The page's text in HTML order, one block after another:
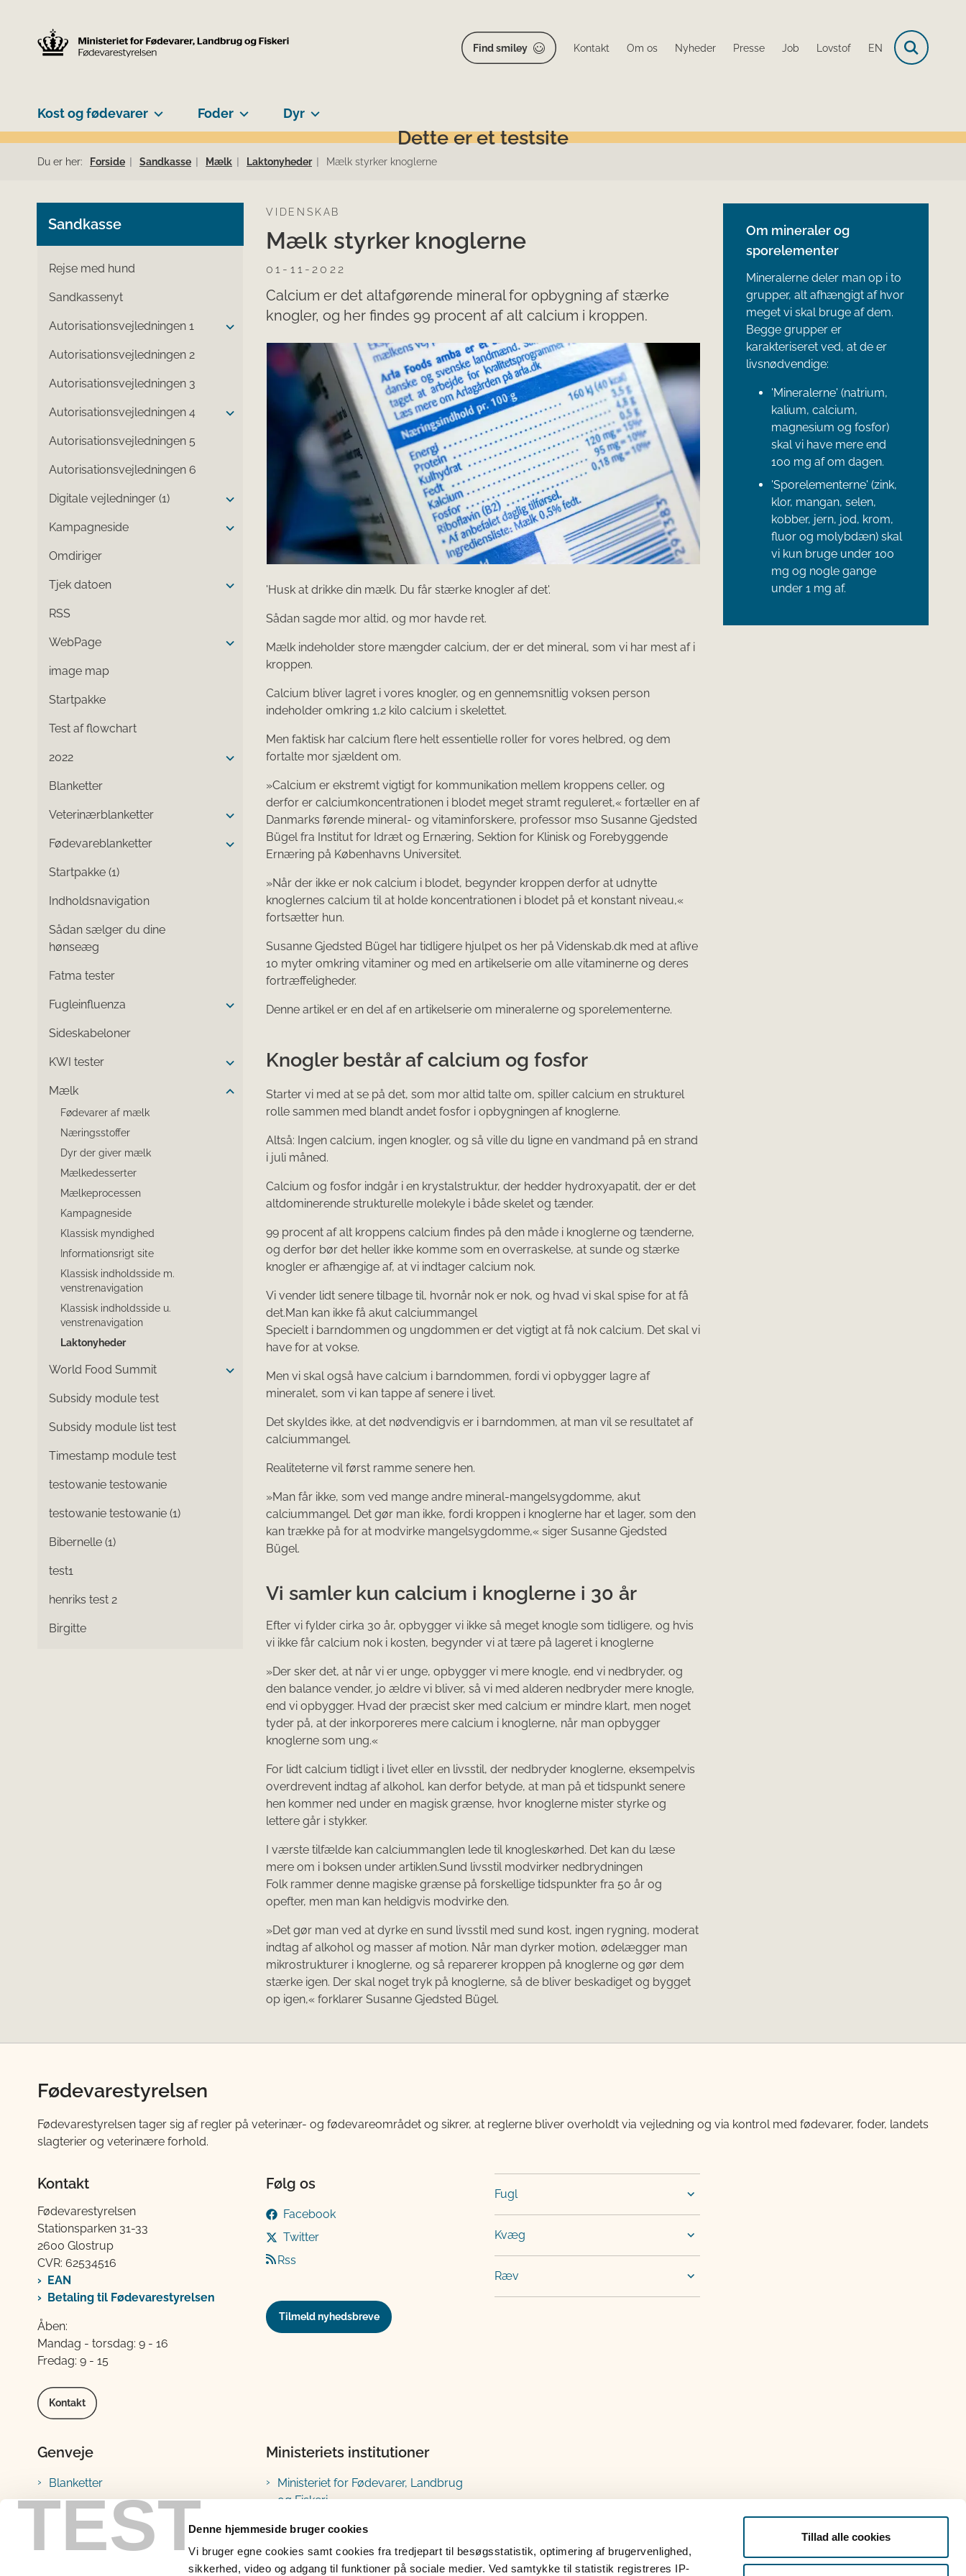
TESTDenne hjemmeside bruger cookies
Vi bruger egne cookies samt cookies fra tredjepart til besøgsstatistik, optimering af brugervenlighed,
sikkerhed, video og adgang til funktioner på sociale medier. Ved samtykke til statistik registreres IP-
Tillad alle cookies
Find smiley Kontakt Om os Nyheder Presse Job Lovstof EN
Kost og fødevarer Foder Dyr
Dette er et testsite
Du er her: Forside Sandkasse Mælk Laktonyheder Mælk styrker knoglerne
Sandkasse
Rejse med hund
Sandkassenyt
Autorisationsvejledningen 1
Autorisationsvejledningen 2
Autorisationsvejledningen 3
Autorisationsvejledningen 4
Autorisationsvejledningen 5
Autorisationsvejledningen 6
Digitale vejledninger (1)
Kampagneside
Omdiriger
Tjek datoen
RSS
WebPage
image map
Startpakke
Test af flowchart
2022
Blanketter
Veterinærblanketter
Fødevareblanketter
Startpakke (1)
Indholdsnavigation
Sådan sælger du dine
hønseæg
Fatma tester
Fugleinfluenza
Sideskabeloner
KWI tester
Mælk
Fødevarer af mælk
Næringsstoffer
Dyr der giver mælk
Mælkedesserter
Mælkeprocessen
Kampagneside
Klassisk myndighed
Informationsrigt site
Klassisk indholdsside m.
venstrenavigation
Klassisk indholdsside u.
venstrenavigation
Laktonyheder
World Food Summit
Subsidy module test
Subsidy module list test
Timestamp module test
testowanie testowanie
testowanie testowanie (1)
Bibernelle (1)
test1
henriks test 2
Birgitte
VIDENSKAB
Mælk styrker knoglerne
01-11-2022
Calcium er det altafgørende mineral for opbygning af stærke
knogler, og her findes 99 procent af alt calcium i kroppen.
'Husk at drikke din mælk. Du får stærke knogler af det'.
Sådan sagde mor altid, og mor havde ret.
Mælk indeholder store mængder calcium, der er det mineral, som vi har mest af i
kroppen.
Calcium bliver lagret i vores knogler, og en gennemsnitlig voksen person
indeholder omkring 1,2 kilo calcium i skelettet.
Men faktisk har calcium flere helt essentielle roller for vores helbred, og dem
fortalte mor sjældent om.
»Calcium er ekstremt vigtigt for kommunikation mellem kroppens celler, og
derfor er calciumkoncentrationen i blodet meget stramt reguleret,« fortæller en af
Danmarks førende mineral- og vitaminforskere, professor mso Susanne Gjedsted
Bügel fra Institut for Idræt og Ernæring, Sektion for Klinisk og Forebyggende
Ernæring på Københavns Universitet.
»Når der ikke er nok calcium i blodet, begynder kroppen derfor at udnytte
knoglernes calcium til at holde koncentrationen i blodet på et konstant niveau,«
fortsætter hun.
Susanne Gjedsted Bügel har tidligere hjulpet os her på Videnskab.dk med at aflive
10 myter omkring vitaminer og med en artikelserie om alle vitaminerne og deres
fortræffeligheder.
Denne artikel er en del af en artikelserie om mineralerne og sporelementerne.
Knogler består af calcium og fosfor
Starter vi med at se på det, som mor altid talte om, spiller calcium en strukturel
rolle sammen med blandt andet fosfor i opbygningen af knoglerne.
Altså: Ingen calcium, ingen knogler, og så ville du ligne en vandmand på en strand
i juli måned.
Calcium og fosfor indgår i en krystalstruktur, der hedder hydroxyapatit, der er det
altdominerende strukturelle molekyle i både skelet og tænder.
99 procent af alt kroppens calcium findes på den måde i knoglerne og tænderne,
og derfor bør det heller ikke komme som en overraskelse, at sunde og stærke
knogler er afhængige af, at vi indtager calcium nok.
Vi vender lidt senere tilbage til, hvornår nok er nok, og hvad vi skal spise for at få
det.Man kan ikke få akut calciummangel
Specielt i barndommen og ungdommen er det vigtigt at få nok calcium. Det skal vi
have for at vokse.
Men vi skal også have calcium i barndommen, fordi vi opbygger lagre af
mineralet, som vi kan tappe af senere i livet.
Det skyldes ikke, at det nødvendigvis er i barndommen, at man vil se resultatet af
calciummangel.
Realiteterne vil først ramme senere hen.
»Man får ikke, som ved mange andre mineral-mangelsygdomme, akut
calciummangel. Det gør man ikke, fordi kroppen i knoglerne har et lager, som den
kan trække på for at modvirke mangelsygdomme,« siger Susanne Gjedsted
Bügel.
Vi samler kun calcium i knoglerne i 30 år
Efter vi fylder cirka 30 år, opbygger vi ikke så meget knogle som tidligere, og hvis
vi ikke får calcium nok i kosten, begynder vi at tære på lageret i knoglerne
»Der sker det, at når vi er unge, opbygger vi mere knogle, end vi nedbryder, og
den balance vender, jo ældre vi bliver, så vi med alderen nedbryder mere knogle,
end vi opbygger. Hvad der præcist sker med calcium er mindre klart, men noget
tyder på, at der inkorporeres mere calcium i knoglerne, når man opbygger
knoglerne som ung.«
For lidt calcium tidligt i livet eller en livsstil, der nedbryder knoglerne, eksempelvis
overdrevent indtag af alkohol, kan derfor betyde, at man på et tidspunkt senere
hen kommer ned under en magisk grænse, hvor knoglerne mister styrke og
lettere går i stykker.
I værste tilfælde kan calciummanglen lede til knogleskørhed. Det kan du læse
mere om i boksen under artiklen.Sund livsstil modvirker nedbrydningen
Folk rammer denne magiske grænse på forskellige tidspunkter fra 50 år og
opefter, men man kan heldigvis modvirke den.
»Det gør man ved at dyrke en sund livsstil med sund kost, ingen rygning, moderat
indtag af alkohol og masser af motion. Når man dyrker motion, ødelægger man
mikrostrukturer i knoglerne, og så reparerer kroppen på knoglerne og gør dem
stærke igen. Der skal noget tryk på knoglerne, så de bliver beskadiget og bygget
op igen,« forklarer Susanne Gjedsted Bügel.
Om mineraler og
sporelementer
Mineralerne deler man op i to
grupper, alt afhængigt af hvor
meget vi skal bruge af dem.
Begge grupper er
karakteriseret ved, at de er
livsnødvendige:
'Mineralerne' (natrium,
kalium, calcium,
magnesium og fosfor)
skal vi have mere end
100 mg af om dagen.
'Sporelementerne' (zink,
klor, mangan, selen,
kobber, jern, jod, krom,
fluor og molybdæn) skal
vi kun bruge under 100
mg og nogle gange
under 1 mg af.
Fødevarestyrelsen
Fødevarestyrelsen tager sig af regler på veterinær- og fødevareområdet og sikrer, at reglerne bliver overholdt via vejledning og via kontrol med fødevarer, foder, landets
slagterier og veterinære forhold.
Kontakt
Fødevarestyrelsen
Stationsparken 31-33
2600 Glostrup
CVR: 62534516
EAN
Betaling til Fødevarestyrelsen
Åben:
Mandag - torsdag: 9 - 16
Fredag: 9 - 15
Kontakt
Følg os
Facebook
Twitter
Rss
Tilmeld nyhedsbreve
Fugl
Kvæg
Ræv
Genveje
Blanketter
Vejledninger
Lovstof
Prøveresultater
Ministeriets institutioner
Ministeriet for Fødevarer, Landbrug
og Fiskeri
Fødevarestyrelsen
Landbrugsstyrelsen
Fiskeristyrelsen